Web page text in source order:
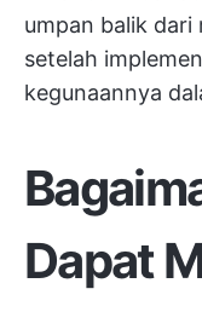
umpan balik dari
setelah
kegunaannya
Dapat